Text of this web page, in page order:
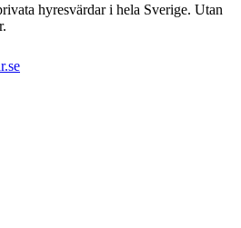
hyresvärdar i hela Sverige. Utan